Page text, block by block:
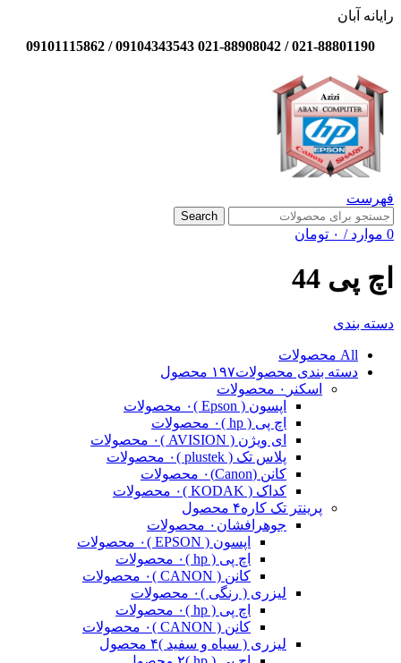
رایانه آبان
021-88801190 / 021-88908042 09104343543 / 09101115862
فهرست
Search
0 موارد / ۰ تومان
اچ پی 44
دسته بندی
All محصولات
دسته بندی محصولات۱۹۷ محصول
اسکنر ۰ محصولات
اپسون ( Epson )
۰ محصولات
اچ پی ( hp )
۰ محصولات
ای ویژن ( AVISION )
۰ محصولات
پلاس تک ( plustek )
۰ محصولات
کانن (Canon)
۰ محصولات
کداک ( KODAK )
۰ محصولات
پرینتر تک کاره۴ محصول
جوهرافشان ۰ محصولات
اپسون ( EPSON )
۰ محصولات
اچ پی ( hp )
۰ محصولات
کانن ( CANON )
۰ محصولات
لیزری ( رنگی )۰ محصولات
اچ پی ( hp )
۰ محصولات
کانن ( CANON )
۰ محصولات
لیزری ( سیاه و سفید )۴ محصول